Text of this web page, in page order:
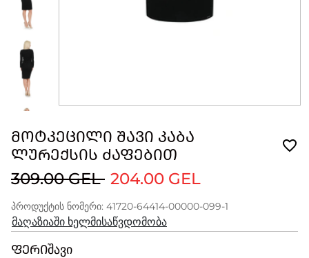
ᲛᲝᲢᲙᲔᲪᲘᲚᲘ ᲨᲐᲕᲘ ᲙᲐᲑᲐ
ᲚᲣᲠᲔᲥᲡᲘᲡ ᲫᲐᲤᲔᲑᲘᲗ
309.00 GEL 204.00 GEL
პროდუქტის ნომერი: 41720-64414-00000-099-1
მაღაზიაში ხელმისაწვდომობა
ᲤᲔᲠᲘშავი